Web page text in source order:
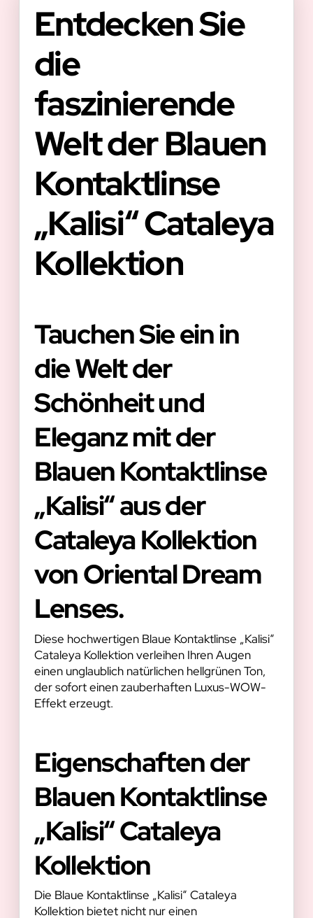
Entdecken Sie
die
faszinierende
Welt der Blauen
Kontaktlinse
„Kalisi“ Cataleya
Kollektion
Tauchen Sie ein in
die Welt der
Schönheit und
Eleganz mit der
Blauen Kontaktlinse
„Kalisi“ aus der
Cataleya Kollektion
von Oriental Dream
Lenses.
Diese hochwertigen Blaue Kontaktlinse „Kalisi“
Cataleya Kollektion verleihen Ihren Augen
einen unglaublich natürlichen hellgrünen Ton,
der sofort einen zauberhaften Luxus-WOW-
Effekt erzeugt.
Eigenschaften der
Blauen Kontaktlinse
„Kalisi“ Cataleya
Kollektion
Die Blaue Kontaktlinse „Kalisi“ Cataleya
Kollektion bietet nicht nur einen